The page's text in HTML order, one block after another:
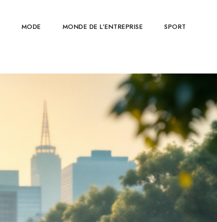
MODE MONDE DE L’ENTREPRISE SPORT